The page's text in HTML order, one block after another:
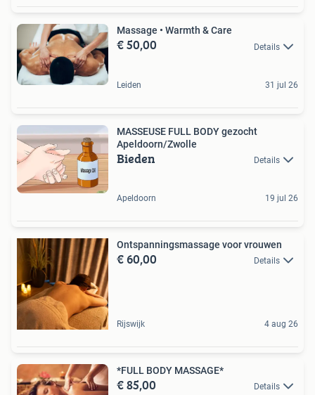
Massage • Warmth & Care
€ 50,00 Details
Leiden 31 jul 26
MASSEUSE FULL BODY gezocht
Apeldoorn/Zwolle
Bieden Details
Apeldoorn 19 jul 26
Ontspanningsmassage voor vrouwen
€ 60,00 Details
Rijswijk 4 aug 26
*FULL BODY MASSAGE*
€ 85,00 Details